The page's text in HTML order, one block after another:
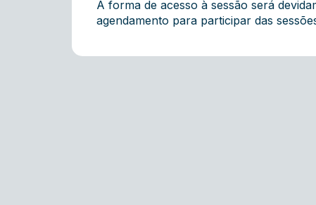
A forma de acesso à sessão será
agendamento para participar das